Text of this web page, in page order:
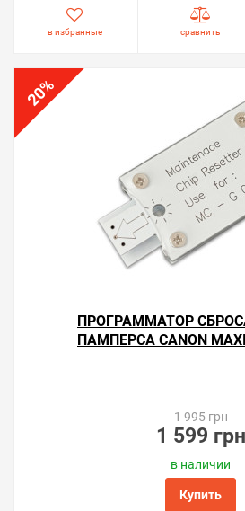
в избранные сравнить
20
%
ПРОГРАММАТОР
ПАМПЕРСА CANON
1 995 грн
1 599 грн
в наличии
Купить